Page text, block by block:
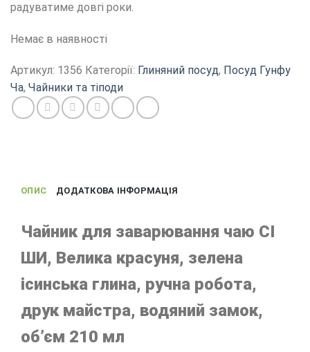
радуватиме довгі роки.
Немає в наявності
Артикул: 1356 Категорії: Глиняний посуд, Посуд Гунфу
Ча, Чайники та тіподи
ОПИС ДОДАТКОВА ІНФОРМАЦІЯ
Чайник для заварювання чаю СІ
ШИ, Велика красуня, зелена
ісинська глина, ручна робота,
друк майстра, водяний замок,
об’єм 210 мл